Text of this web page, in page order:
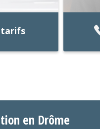
tarifs
en Drôme